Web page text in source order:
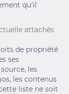
qu’il
attachés
de propriété
ses
les
les contenus
liste ne soit